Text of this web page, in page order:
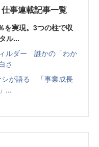
事連載記事一覧
を実現。3つの柱で収
ル...
ルダー 誰かの「わか
さ
シが語る 「事業成長
...